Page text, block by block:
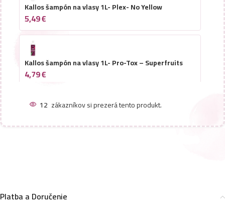
Kallos šampón na vlasy 1L- Plex- No Yellow
5,49€
Kallos šampón na vlasy 1L- Pro-Tox – Superfruits
4,79€
4,49€
5,49€
12 zákazníkov si prezerá tento produkt.
Platba a Doručenie